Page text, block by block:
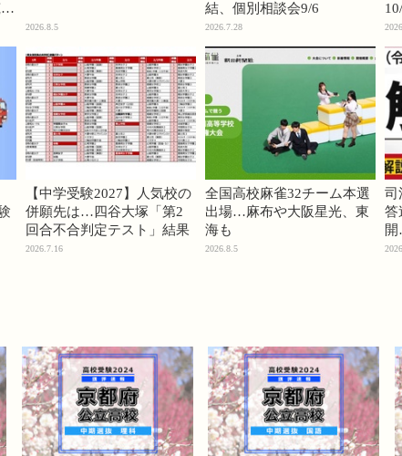
2026.8.5
結、個別相談会9/6
2026.7.28
【中学受験2027】人気校の
併願先は…四谷大塚「第2
回合不合判定テスト」結果
2026.7.16
全国高校麻雀32チーム本選
出場…麻布や大阪星光、東
海も
2026.8.5
司
答